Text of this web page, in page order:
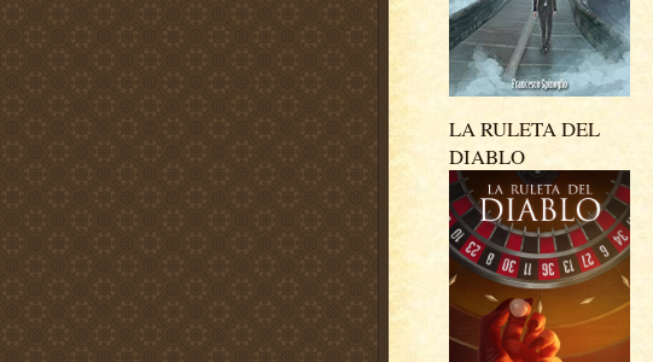
LA RULETA DEL
DIABLO